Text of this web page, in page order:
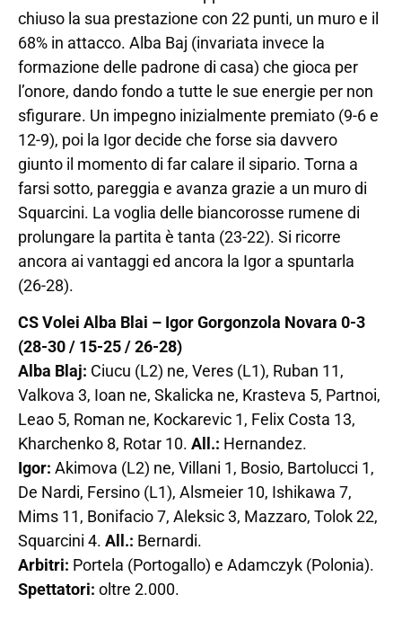
chiuso la sua prestazione con 22 punti, un muro e il
68% in attacco. Alba Baj (invariata invece la
formazione delle padrone di casa) che gioca per
l’onore, dando fondo a tutte le sue energie per non
sfigurare. Un impegno inizialmente premiato (9-6 e
12-9), poi la Igor decide che forse sia davvero
giunto il momento di far calare il sipario. Torna a
farsi sotto, pareggia e avanza grazie a un muro di
Squarcini. La voglia delle biancorosse rumene di
prolungare la partita è tanta (23-22). Si ricorre
ancora ai vantaggi ed ancora la Igor a spuntarla
(26-28).
CS Volei Alba Blai – Igor Gorgonzola Novara 0-3
(28-30 / 15-25 / 26-28)
Alba Blaj: Ciucu (L2) ne, Veres (L1), Ruban 11,
Valkova 3, Ioan ne, Skalicka ne, Krasteva 5, Partnoi,
Leao 5, Roman ne, Kockarevic 1, Felix Costa 13,
Kharchenko 8, Rotar 10. All.: Hernandez.
Igor: Akimova (L2) ne, Villani 1, Bosio, Bartolucci 1,
De Nardi, Fersino (L1), Alsmeier 10, Ishikawa 7,
Mims 11, Bonifacio 7, Aleksic 3, Mazzaro, Tolok 22,
Squarcini 4. All.: Bernardi.
Arbitri: Portela (Portogallo) e Adamczyk (Polonia).
Spettatori: oltre 2.000.